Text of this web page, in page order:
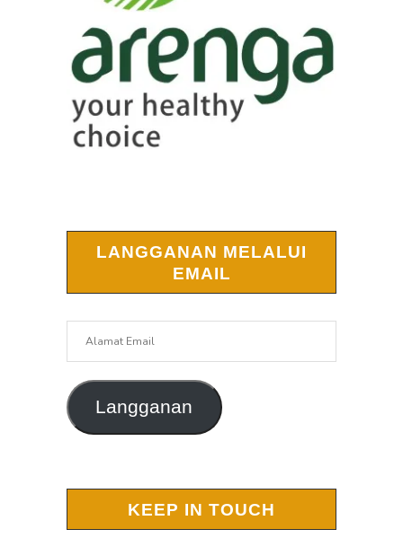
LANGGANAN MELALUI
EMAIL
Langganan
KEEP IN TOUCH